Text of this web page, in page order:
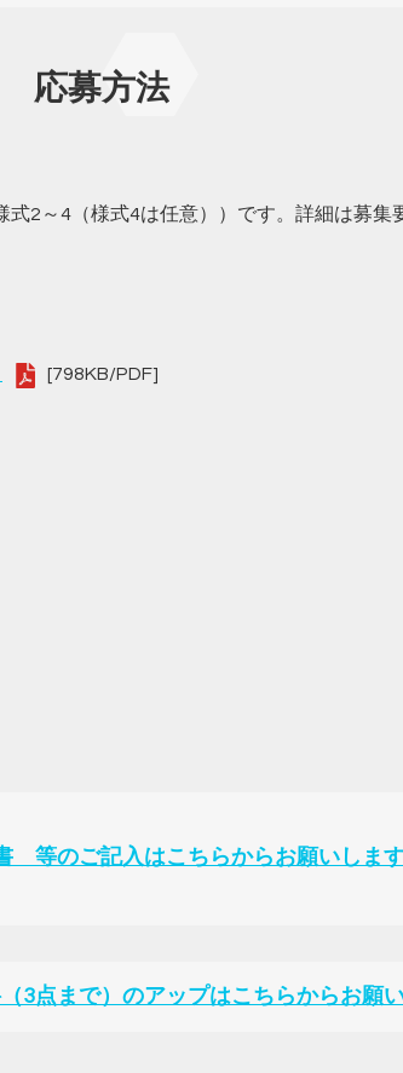
応募方法
2～4（様式4は任意））です。詳細は募集
[798KB/PDF]
等のご記入はこちらからお願いします
3点まで）のアップはこちらからお願い